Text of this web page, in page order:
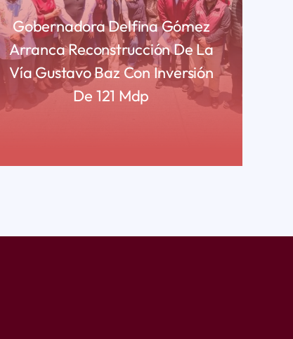
Gobernadora Delfina Gómez
Arranca Reconstrucción De La
Vía Gustavo Baz Con Inversión
De 121 Mdp